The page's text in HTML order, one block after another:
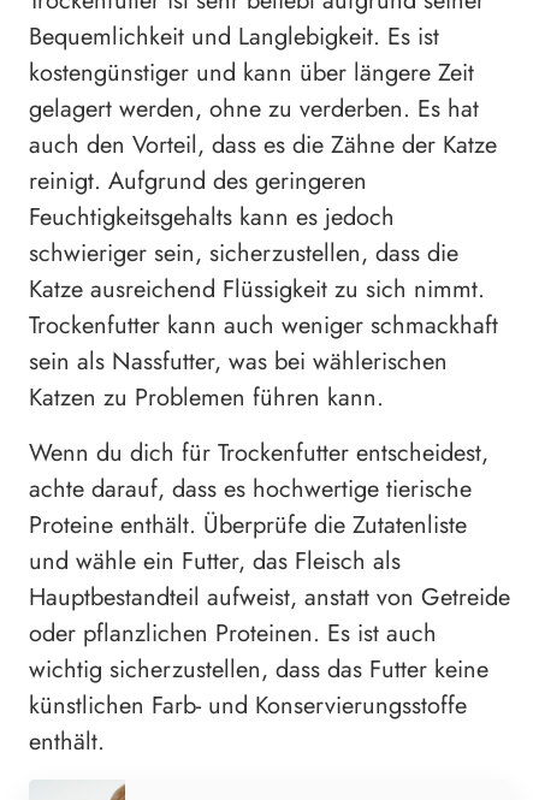
Bequemlichkeit und Langlebigkeit. Es ist
kostengünstiger und kann über längere Zeit
gelagert werden, ohne zu verderben. Es hat
auch den Vorteil, dass es die Zähne der Katze
reinigt. Aufgrund des geringeren
Feuchtigkeitsgehalts kann es jedoch
schwieriger sein, sicherzustellen, dass die
Katze ausreichend Flüssigkeit zu sich nimmt.
Trockenfutter kann auch weniger schmackhaft
sein als Nassfutter, was bei wählerischen
Katzen zu Problemen führen kann.
Wenn du dich für Trockenfutter entscheidest,
achte darauf, dass es hochwertige tierische
Proteine enthält. Überprüfe die Zutatenliste
und wähle ein Futter, das Fleisch als
Hauptbestandteil aufweist, anstatt von Getreide
oder pflanzlichen Proteinen. Es ist auch
wichtig sicherzustellen, dass das Futter keine
künstlichen Farb- und Konservierungsstoffe
enthält.